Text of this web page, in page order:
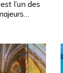
l’un des